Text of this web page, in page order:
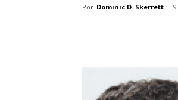
Por Dominic D. Skerrett -